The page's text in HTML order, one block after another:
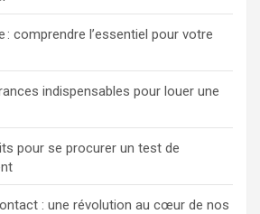
: comprendre l’essentiel pour votre
indispensables pour louer une
pour se procurer un test de
: une révolution au cœur de nos